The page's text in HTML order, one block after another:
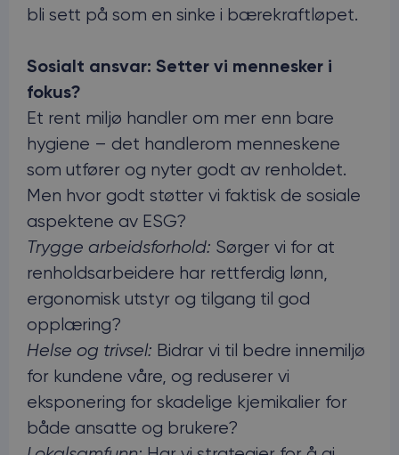
bli sett på som en sinke i bærekraftløpet.
Sosialt ansvar: Setter vi mennesker i
fokus?
Et rent miljø handler om mer enn bare
hygiene – det handlerom menneskene
som utfører og nyter godt av renholdet.
Men hvor godt støtter vi faktisk de sosiale
aspektene av ESG?
Trygge arbeidsforhold: Sørger vi for at
renholdsarbeidere har rettferdig lønn,
ergonomisk utstyr og tilgang til god
opplæring?
Helse og trivsel: Bidrar vi til bedre innemiljø
for kundene våre, og reduserer vi
eksponering for skadelige kjemikalier for
både ansatte og brukere?